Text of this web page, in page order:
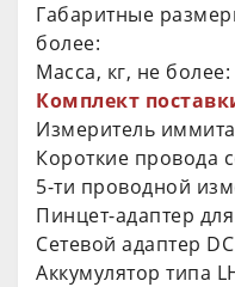
Габаритные
более:
Масса, кг, не более:
Комплект
Измеритель
Короткие провода
5-ти проводной
Пинцет-адаптер
Сетевой адаптер
Аккумулятор типа